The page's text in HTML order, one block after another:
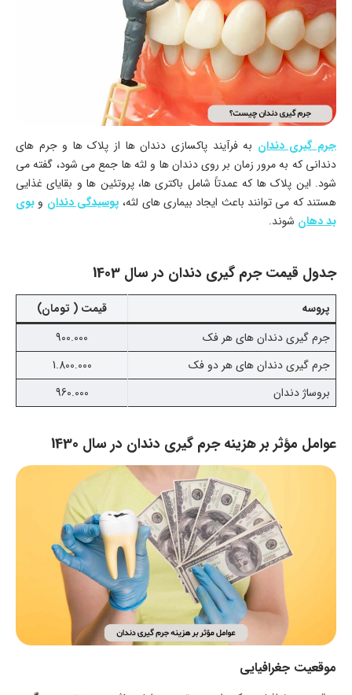
جرم گیری دندان به فرآیند پاکسازی دندان ها از پلاک ها و جرم های
دندانی که به مرور زمان بر روی دندان ها و لثه ها جمع می شود، گفته می
شود. این پلاک ها که عمدتاً شامل باکتری ها، پروتئین ها و بقایای غذایی
هستند که می توانند باعث ایجاد بیماری های لثه، پوسیدگی دندان و بوی
بد دهان شوند.
جدول قیمت جرم گیری دندان در سال 1403
پروسه
قیمت ( تومان)
جرم گیری دندان های هر فک
900.000
جرم گیری دندان های هر دو فک
1.800.000
بروساژ دندان
960.000
عوامل مؤثر بر هزینه جرم گیری دندان در سال 1430
موقعیت جغرافیایی